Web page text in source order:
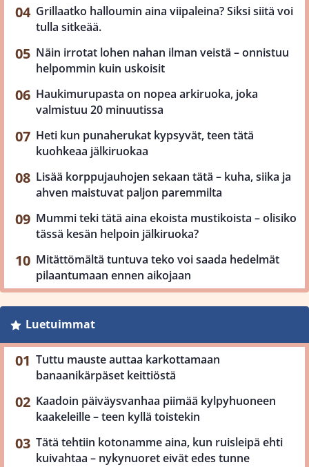
Grillaatko halloumin aina viipaleina? Siksi siitä voi
tulla sitkeää.
Näin irrotat lohen nahan ilman veistä – onnistuu
helpommin kuin uskoisit
Haukimurupasta on nopea arkiruoka, joka
valmistuu 20 minuutissa
Heti kun punaherukat kypsyvät, teen tätä
kuohkeaa jälkiruokaa
Lisää korppujauhojen sekaan tätä – kuha, siika ja
ahven maistuvat paljon paremmilta
Mummi teki tätä aina ekoista mustikoista – olisiko
tässä kesän helpoin jälkiruoka?
Mitättömältä tuntuva teko voi saada hedelmät
pilaantumaan ennen aikojaan
Luetuimmat
Tuttu mauste auttaa karkottamaan
banaanikärpäset keittiöstä
Kaadoin päiväysvanhaa piimää kylpyhuoneen
kaakeleille – teen kyllä toistekin
Tätä tehtiin kotonamme aina, kun ruisleipä ehti
kuivahtaa – nykynuoret eivät edes tunne